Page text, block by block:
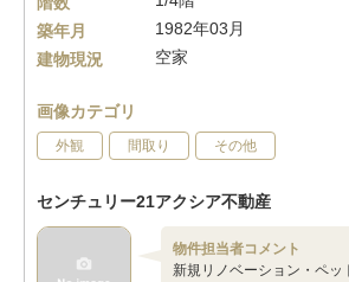
築年月
1982年03月
建物現況
空家
画像カテゴリ
外観 間取り その他
センチュリー21アクシア不動産
物件担当者コメント
新規リノベーション・ペッ